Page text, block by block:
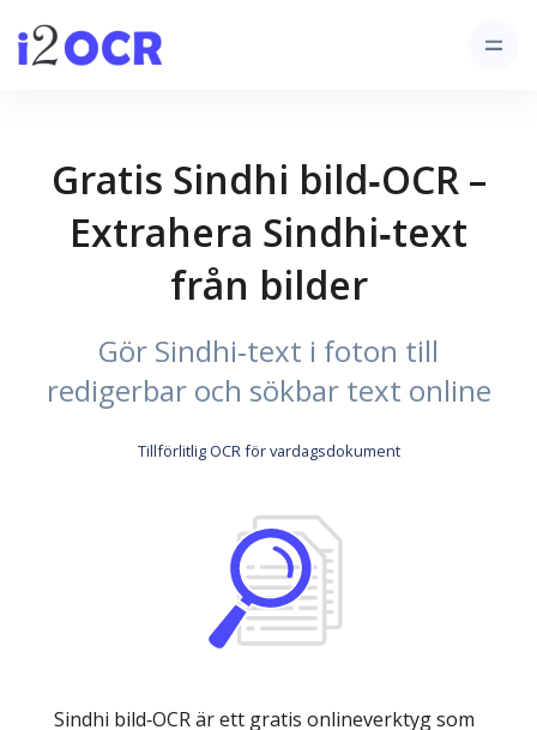
Gratis Sindhi bild‑OCR –
Extrahera Sindhi‑text
från bilder
Gör Sindhi‑text i foton till
redigerbar och sökbar text online
Tillförlitlig OCR för vardagsdokument
Sindhi bild‑OCR är ett gratis onlineverktyg som